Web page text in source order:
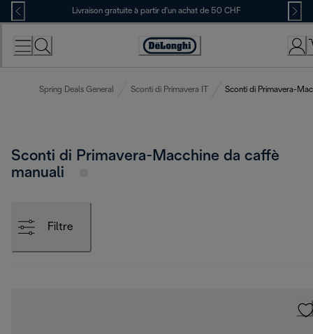
Skip
to
Content
Livraison gratuite à partir d'un achat de 50 CHF
Déclaration
Spring Deals General Sconti di Primavera IT Sconti di Primavera-
Sconti di Primavera-Macchine da caffè
manuali
Filtre